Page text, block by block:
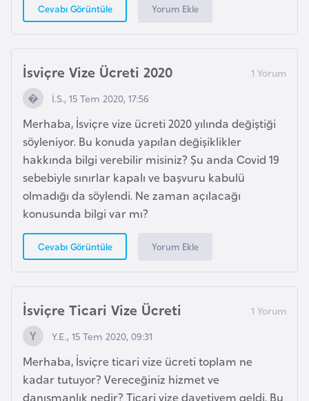
Cevabı Görüntüle Yorum Ekle
İsviçre Vize Ücreti 2020
İ.S., 15 Tem 2020, 17:56
Merhaba, İsviçre vize ücreti 2020 yılında değiştiği
söyleniyor. Bu konuda yapılan değişiklikler
hakkında bilgi verebilir misiniz? Şu anda Covid 19
sebebiyle sınırlar kapalı ve başvuru kabulü
olmadığı da söylendi. Ne zaman açılacağı
konusunda bilgi var mı?
Cevabı Görüntüle Yorum Ekle
İsviçre Ticari Vize Ücreti
Y.E., 15 Tem 2020, 09:31
Merhaba, İsviçre ticari vize ücreti toplam ne
kadar tutuyor? Vereceğiniz hizmet ve
danışmanlık nedir? Ticari vize davetiyem geldi. Bu
a
d
a
G
ü
n
e
y
K
o
r
G
ü
n
e
y
S
u